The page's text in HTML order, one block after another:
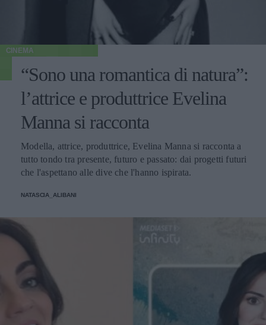
CINEMA
“Sono una romantica di natura”:
l’attrice e produttrice Evelina
Manna si racconta
Modella, attrice, produttrice, Evelina Manna si racconta a
tutto tondo tra presente, futuro e passato: dai progetti futuri
che l'aspettano alle dive che l'hanno ispirata.
NATASCIA_ALIBANI